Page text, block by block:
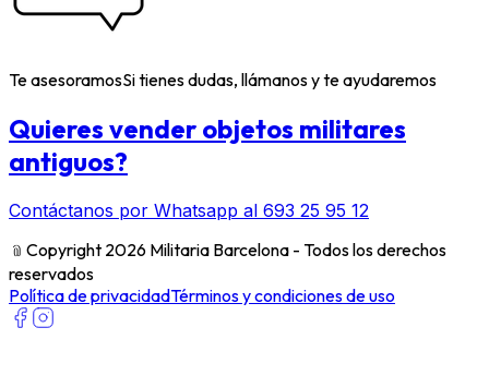
Te asesoramosSi tienes dudas, llámanos y te ayudaremos
Quieres vender objetos militares
antiguos?
Contáctanos por Whatsapp al 693 25 95 12
﹫ Copyright 2026 Militaria Barcelona - Todos los derechos
reservados
Política de privacidadTérminos y condiciones de uso